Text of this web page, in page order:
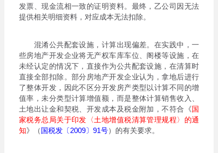
发票、现金流相一致的证明资料。最终，乙公司因无法
提供相关明细资料，对应成本无法扣除。
混淆公共配套设施，计算出现偏差。在实践中，一
些房地产开发企业将无产权车库车位、阁楼等设施，在
未经认定的情况下，直接作为公共配套设施，在清算时
直接全部扣除。部分房地产开发企业认为，拿地后进行
了整体开发，因此不区分开发房产类型以计算不同的增
值率，未分类型计算增值额，而是整体计算销售收入、
土地出让金和契税、开发成本及税金附加，不符合《国
家税务总局关于印发〈土地增值税清算管理规程〉的通
知》（国税发〔2009〕91号）的有关要求。